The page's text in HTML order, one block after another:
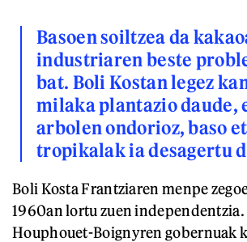
Basoen soiltzea da
industriaren beste
bat. Boli Kostan legez
milaka plantazio daude,
arbolen ondorioz, baso
tropikalak ia desagertu
Boli Kosta Frantziaren menpe
1960an lortu zuen independentzia.
Houphouet-Boignyren gobernuak